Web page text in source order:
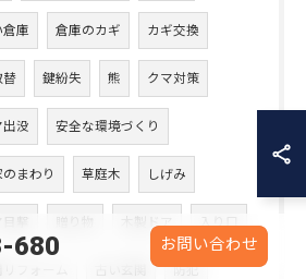
倉庫 倉庫のカギ カギ交換
替 鍵紛失 熊 クマ対策
出没 安全な環境づくり
のまわり 草庭木 しげみ
木製ドア 入り口
防犯
680 お問い合わせ